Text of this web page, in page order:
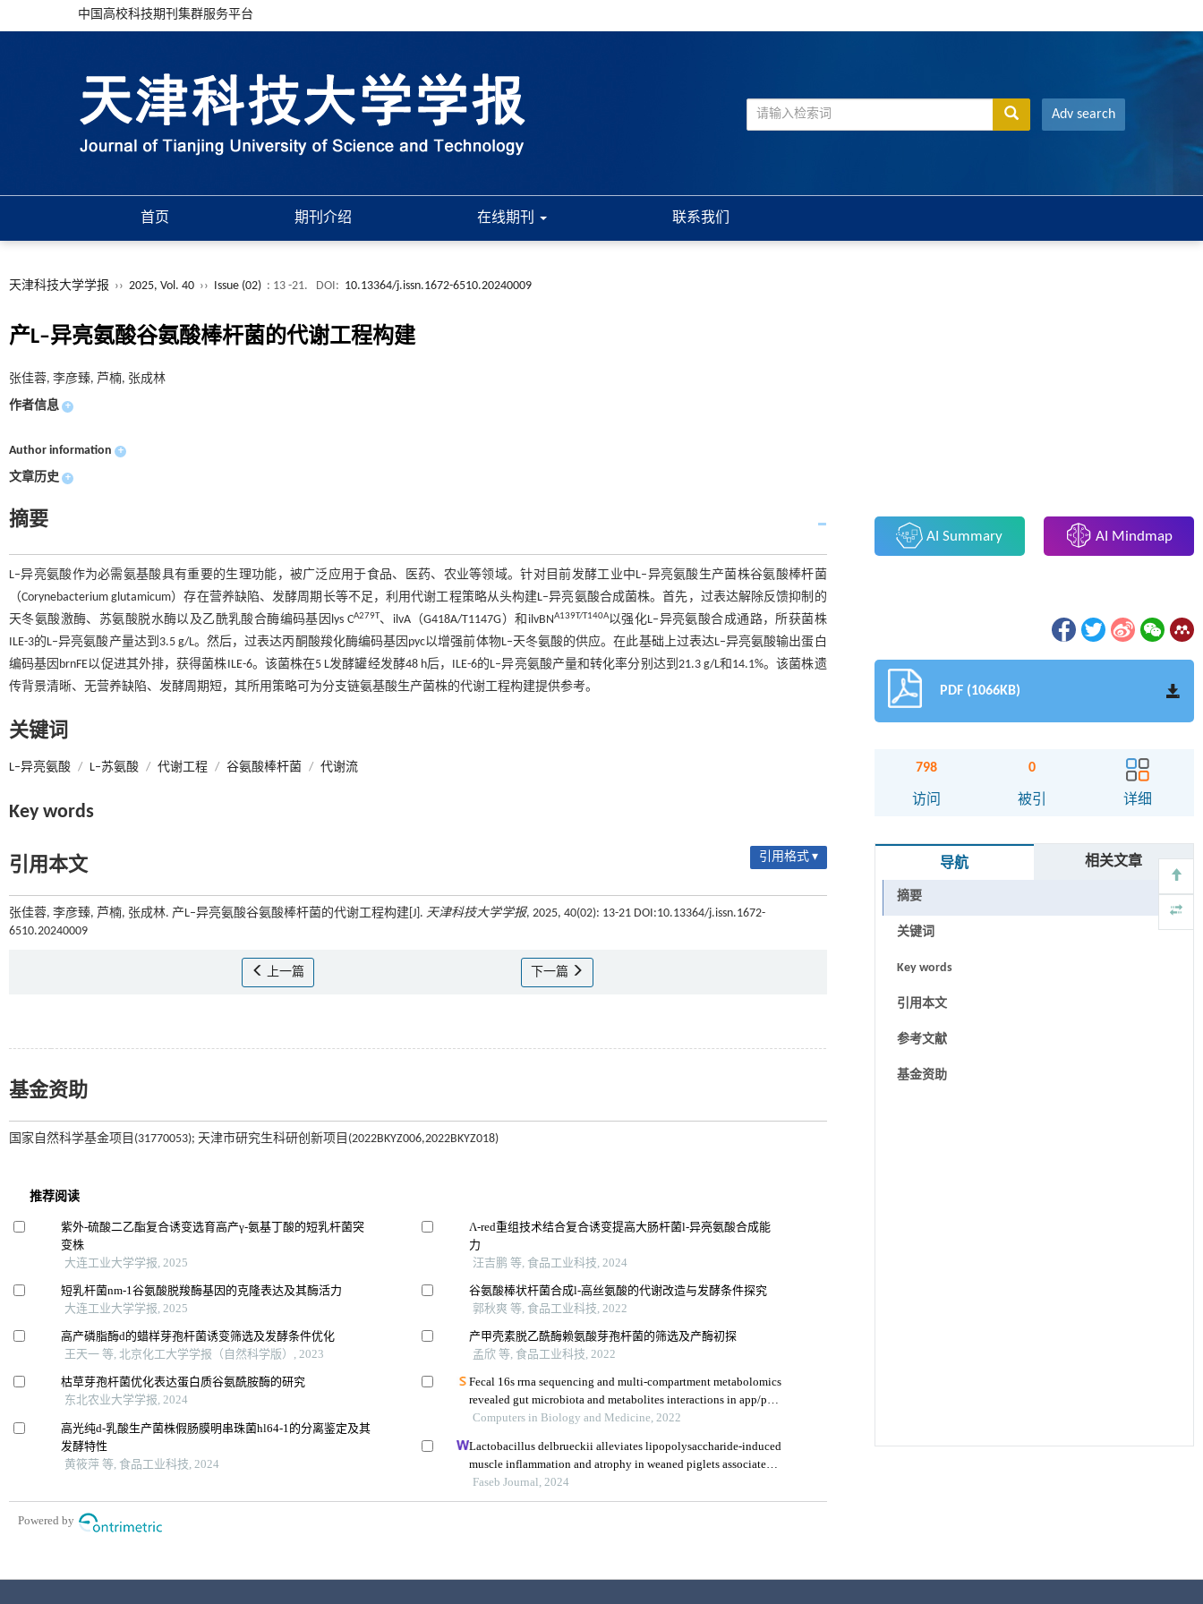
中国高校科技期刊集群服务平台
Adv search
首页 期刊介绍 在线期刊 联系我们
天津科技大学学报 ›› 2025, Vol. 40 ›› Issue (02) : 13 -21. DOI: 10.13364/j.issn.1672-6510.20240009
产L–异亮氨酸谷氨酸棒杆菌的代谢工程构建
张佳蓉, 李彦臻, 芦楠, 张成林
作者信息 +
Author information +
文章历史 +
摘要
L–异亮氨酸作为必需氨基酸具有重要的生理功能，被广泛应用于食品、医药、农业等领域。针对目前发酵工业中L–异亮氨酸生产菌株谷氨酸棒杆菌
（Corynebacterium glutamicum）存在营养缺陷、发酵周期长等不足，利用代谢工程策略从头构建L–异亮氨酸合成菌株。首先，过表达解除反馈抑制的
天冬氨酸激酶、苏氨酸脱水酶以及乙酰乳酸合酶编码基因lys CA279T、ilvA（G418A/T1147G）和ilvBNA139T/T140A以强化L–异亮氨酸合成通路，所获菌株
ILE-3的L–异亮氨酸产量达到3.5 g/L。然后，过表达丙酮酸羧化酶编码基因pyc以增强前体物L–天冬氨酸的供应。在此基础上过表达L–异亮氨酸输出蛋白
编码基因brnFE以促进其外排，获得菌株ILE-6。该菌株在5 L发酵罐经发酵48 h后，ILE-6的L–异亮氨酸产量和转化率分别达到21.3 g/L和14.1%。该菌株遗
传背景清晰、无营养缺陷、发酵周期短，其所用策略可为分支链氨基酸生产菌株的代谢工程构建提供参考。
关键词
L–异亮氨酸 / L–苏氨酸 / 代谢工程 / 谷氨酸棒杆菌 / 代谢流
Key words
引用本文 引用格式 ▾
张佳蓉, 李彦臻, 芦楠, 张成林. 产L–异亮氨酸谷氨酸棒杆菌的代谢工程构建[J]. 天津科技大学学报, 2025, 40(02): 13-21 DOI:10.13364/j.issn.1672-
6510.20240009
上一篇 下一篇
基金资助
国家自然科学基金项目(31770053); 天津市研究生科研创新项目(2022BKYZ006,2022BKYZ018)
AI Summary AI Mindmap
PDF (1066KB)
798
访问
0
被引 详细
导航 相关文章
摘要
关键词
Key words
引用本文
参考文献
基金资助